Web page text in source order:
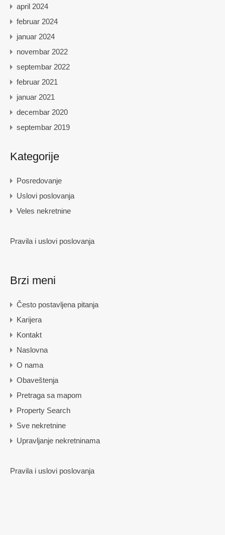
april 2024
februar 2024
januar 2024
novembar 2022
septembar 2022
februar 2021
januar 2021
decembar 2020
septembar 2019
Kategorije
Posredovanje
Uslovi poslovanja
Veles nekretnine
Pravila i uslovi poslovanja
Brzi meni
Često postavljena pitanja
Karijera
Kontakt
Naslovna
O nama
Obaveštenja
Pretraga sa mapom
Property Search
Sve nekretnine
Upravljanje nekretninama
Pravila i uslovi poslovanja